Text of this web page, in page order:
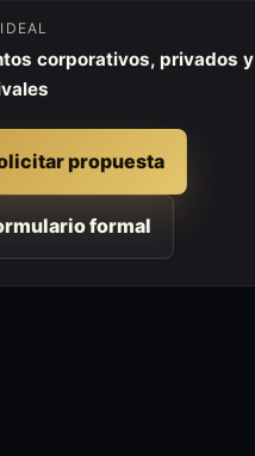
corporativos, privados y
propuesta
formal